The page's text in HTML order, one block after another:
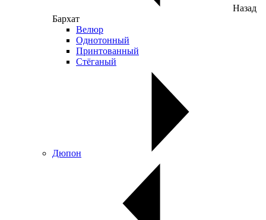
Назад
Бархат
Велюр
Однотонный
Принтованный
Стёганый
Дюпон